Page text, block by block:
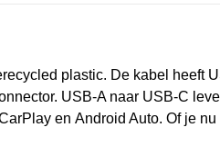
plastic. De kabel heeft
USB-A naar USB-C
en Android Auto. Of je